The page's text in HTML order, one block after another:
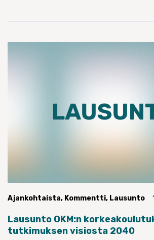
Ajankohtaista, Kommentti, Lausunto
Lausunto OKM:n
tutkimuksen visiosta 2040